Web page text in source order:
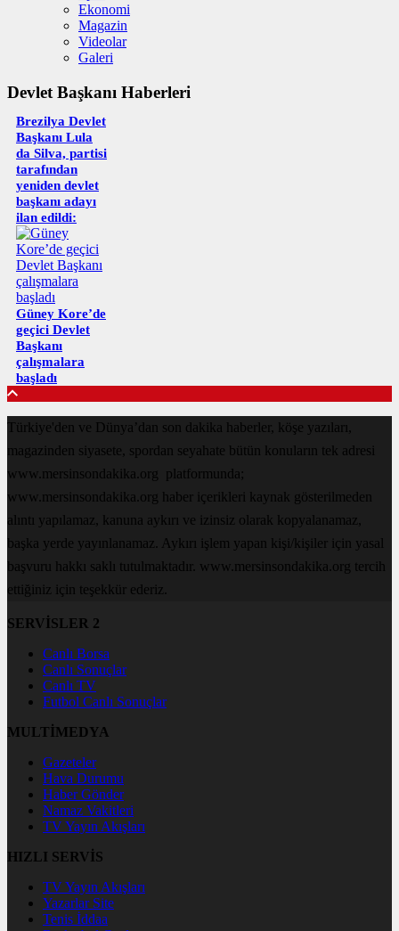
Ekonomi
Magazin
Videolar
Galeri
Devlet Başkanı Haberleri
Brezilya Devlet
Başkanı Lula
da Silva, partisi
tarafından
yeniden devlet
başkanı adayı
ilan edildi:
Güney Kore’de
geçici Devlet
Başkanı
çalışmalara
başladı
Türkiye'den ve Dünya’dan son dakika haberler, köşe yazıları,
magazinden siyasete, spordan seyahate bütün konuların tek adresi
www.mersinsondakika.org platformunda;
www.mersinsondakika.org haber içerikleri kaynak gösterilmeden
alıntı yapılamaz, kanuna aykırı ve izinsiz olarak kopyalanamaz,
başka yerde yayınlanamaz. Aykırı işlem yapan kişi/kişiler için yasal
başvuru hakkı saklı tutulmaktadır. www.mersinsondakika.org tercih
ettiğiniz için teşekkür ederiz.
SERVİSLER 2
Canlı Borsa
Canlı Sonuçlar
Canlı TV
Futbol Canlı Sonuçlar
MULTİMEDYA
Gazeteler
Hava Durumu
Haber Gönder
Namaz Vakitleri
TV Yayın Akışları
HIZLI SERVİS
TV Yayın Akışları
Yazarlar Site
Tenis İddaa